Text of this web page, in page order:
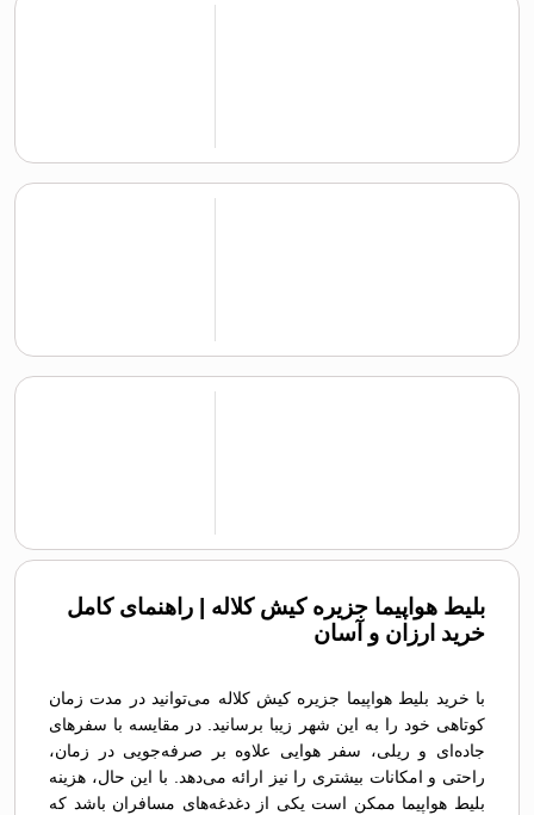
بلیط هواپیما جزیره کیش کلاله | راهنمای کامل
خرید ارزان و آسان
با خرید بلیط هواپیما جزیره کیش کلاله می‌توانید در مدت زمان
کوتاهی خود را به این شهر زیبا برسانید. در مقایسه با سفرهای
جاده‌ای و ریلی، سفر هوایی علاوه بر صرفه‌جویی در زمان،
راحتی و امکانات بیشتری را نیز ارائه می‌دهد. با این حال، هزینه
بلیط هواپیما ممکن است یکی از دغدغه‌های مسافران باشد که